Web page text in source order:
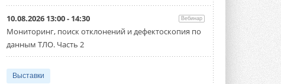
«СиСофт Девелопмент» подвел
итоги конкурса студенческих
проектов «ТИМ-лидеры 2026»
10.08.2026 13:00 - 14:30 Вебинар
Мониторинг, поиск отклонений и дефектоскопия по
данным ТЛО. Часть 2
Выставки